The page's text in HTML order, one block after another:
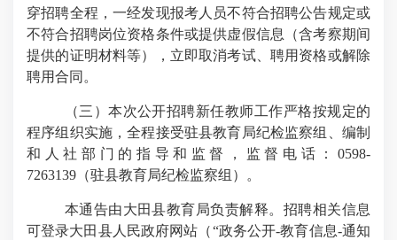
穿招聘全程，一经发现报考人员不符合招聘公告规定或
不符合招聘岗位资格条件或提供虚假信息（含考察期间
提供的证明材料等），立即取消考试、聘用资格或解除
聘用合同。
（三）本次公开招聘新任教师工作严格按规定的
程序组织实施，全程接受驻县教育局纪检监察组、编制
和人社部门的指导和监督，监督电话： 0598-
7263139 （驻县教育局纪检监察组）。
本通告由大田县教育局负责解释。招聘相关信息
可登录大田县人民政府网站（“政务公开-教育信息-通知